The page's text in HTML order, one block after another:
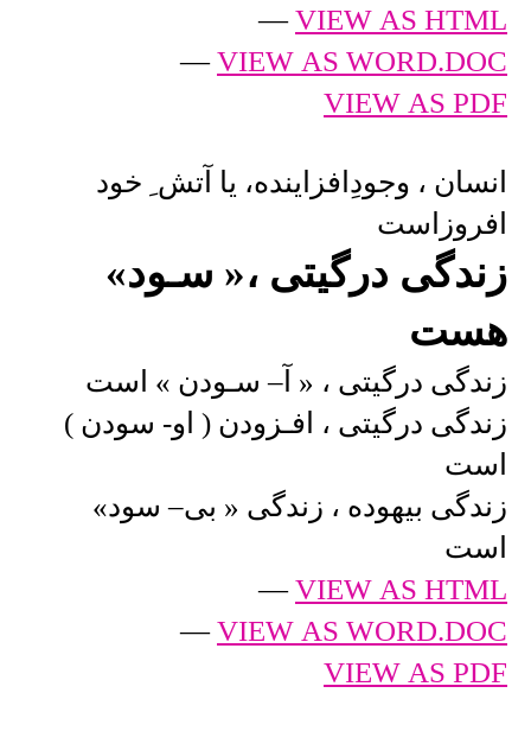
VIEW AS HTML
—
VIEW AS WORD.DOC
—
VIEW AS PDF
انسان ، وجودِافزاینده، یا آتش ِ خود
افروزاست
زندگی درگیتی ،« سـود»
هست
زندگی درگیتی ، « آ– سـودن » است
زندگی درگیتی ، افـزودن ( او- سودن )
است
زندگی بیهوده ، زندگی « بی– سود»
است
VIEW AS HTML
—
VIEW AS WORD.DOC
—
VIEW AS PDF